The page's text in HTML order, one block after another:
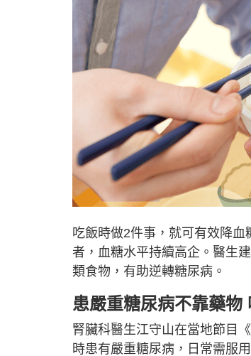
吃飯時做2件事，就可有效降
者，血糖水平持續高企。醫生
類食物，有助逆轉糖尿病。
患嚴重糖尿病不靠藥物
腎臟科醫生江守山在當地節目
時患有嚴重糖尿病，日常需服